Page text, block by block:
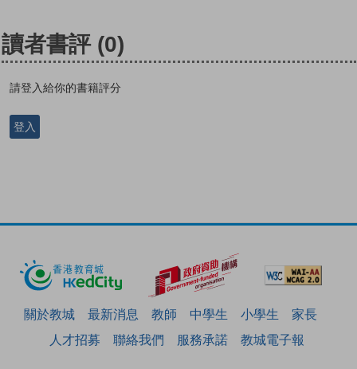
讀者書評 (0)
請登入給你的書籍評分
登入
關於教城 最新消息 教師 中學生 小學生
家長
人才招募
聯絡我們 服務承諾 教城電子報